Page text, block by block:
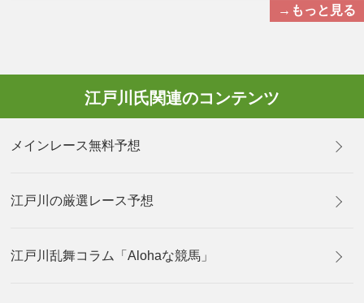
→もっと見る
江戸川氏関連のコンテンツ
メインレース無料予想
江戸川の厳選レース予想
江戸川乱舞コラム「Alohaな競馬」